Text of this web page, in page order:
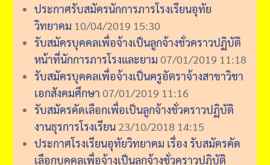
ประกาศรับสมัครนักการภารโรงเรียนอุทัย
วิทยาคม 10/04/2019 15:30
รับสมัครบุคคลเพื่อจ้างเป็นลูกจ้างชั่วคราวปฏิบัติ
หน้าที่นักการภารโรงและยาม 07/01/2019 11:18
รับสมัครบุคคลเพื่อจ้างเป็นครูอัตราจ้างสาขาวิชา
เอกสังคมศึกษา 07/01/2019 11:16
รับสมัครคัดเลือกเพื่อเป็นลูกจ้างชั่วคราวปฏิบัติ
งานธุรการโรงเรียน 23/10/2018 14:15
ประกาศโรงเรียนอุทัยวิทยาคม เรื่อง รับสมัครคัด
เลือกบุคคลเพื่อจ้างเป็นลูกจ้างชั่วคราวปฏิบัติ